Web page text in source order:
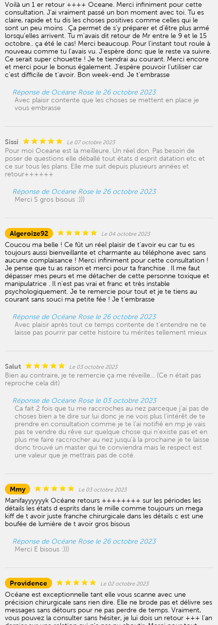
Voilà un 1 er retour ++++ Oceane. Merci infiniment pour cette
consultation. J’ai vraiment passé un bon moment avec toi. Tu es
claire, rapide et tu dis les choses positives comme celles qui le
sont un peu moins . Ça permet de s’y préparer et d’être plus armé
lorsqu’elles arrivent. Tu m’avais dit retour de Mr entre le 9 et le 15
octobre.. ça été le cas! Merci beaucoup. Pour l’instant tout roule à
nouveau comme tu l’avais vu. J’espère donc que le reste va suivre.
Ce serait super chouette ! Je te tiendrai au courant. Merci encore
et merci pour le bonus également. J’espère pouvoir l’utiliser car
c’est difficile de t’avoir. Bon week-end. Je t’embrasse
Réponse de Océane Rose le 26 octobre 2023
Avec plaisir contente que les choses se mettent en place je
vous embrasse
Sissi Le 07 octobre 2023
Pour moi Oceane est la meilleure. Un réel don. Pas besoin de
poser de questions elle déballé tout états d esprit datation etc et
ce sur tous les plans. Elle me suit depuis plusieurs années et
retour++++++
Réponse de Océane Rose le 26 octobre 2023
Merci S gros bisous :)))
Algeroize92 Le 04 octobre 2023
Coucou ma belle ! Ce fût un réel plaisir de t’avoir eu car tu es
toujours aussi bienveillante et charmante au téléphone avec sans
aucune complaisance ! Merci infiniment pour cette consultation !
Je pense que tu as raison et merci pour ta franchise . Il me faut
dépasser mes peurs et me détacher de cette personne toxique et
manipulatrice . Il n’est pas vrai et franc et très instable
psychologiquement. Je te remercie pour tout et je te tiens au
courant sans souci ma petite fée ! Je t’embrasse
Réponse de Océane Rose le 26 octobre 2023
Avec plaisir après tout ce temps contente de t'entendre ne te
laisse pas pourrir par cette histoire tu mérites tellement mieux
Salut Le 03 octobre 2023
Bien au contraire, je te remercie ça me réveille... (Ce n était pas
reproche cela dit)
Réponse de Océane Rose le 03 octobre 2023
Ca fait 2 fois que tu me raccroches au nez parceque j'ai pas de
choses bien a te dire sur lui donc je ne vois plus l'intérêt de te
prendre en consultation comme je te l'ai notifié en mp je vais
pas te vendre du rêve sur quelque chose qui n'existe pas et en
plus me faire raccrocher au nez jusqu'à la prochaine je te laisse
donc trouvé un master qui te conviendra mais le respect est
une valeur que je mettrais pas de coté.
Mmy Le 03 octobre 2023
Manifayyyyyyk Océane retours ++++++++ sur les périodes les
détails les états d esprits dans le mille comme toujours un mega
kiff de t avoir juste franche chirurgicale dans les détails c est une
boufée de lumière de t avoir gros bisous
Réponse de Océane Rose le 26 octobre 2023
Merci E bisous :)))
Providence Le 02 octobre 2023
Océane est exceptionnelle tant elle vous scanne avec une
précision chirurgicale sans rien dire. Elle ne brode pas et délivre ses
messages sans détours pour ne pas perdre de temps. Vraiment,
vous pouvez la consulter sans hésiter, je lui dois un retour +++ l’an